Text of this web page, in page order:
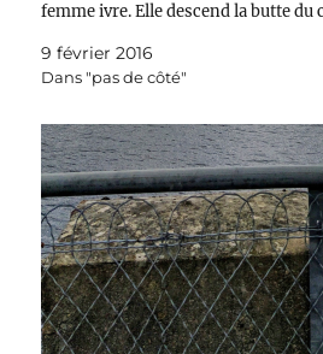
femme ivre. Elle descend la butte du
9 février 2016
Dans "pas de côté"